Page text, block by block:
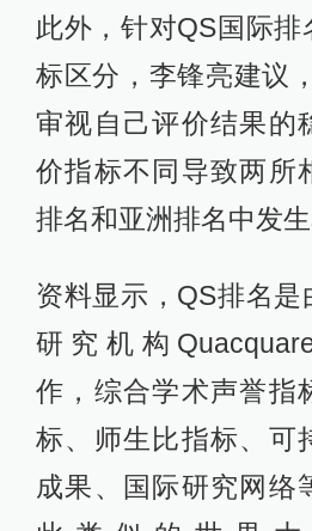
此外，针对QS国际
标区分，李锋亮建议
审视自己评价结果的
价指标不同导致两所
排名和亚洲排名中发生
资料显示，QS排名
研究机构
作，综合学术声誉指
标、师生比指标、可
成果、国际研究网络